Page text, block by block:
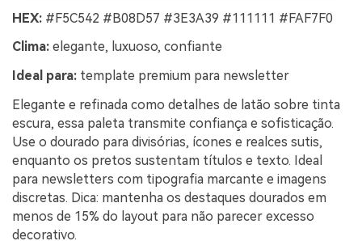
HEX: #F5C542 #B08D57 #3E3A39 #111111 #FAF7F0
Clima: elegante, luxuoso, confiante
Ideal para: template premium para newsletter
Elegante e refinada como detalhes de latão sobre tinta
escura, essa paleta transmite confiança e sofisticação.
Use o dourado para divisórias, ícones e realces sutis,
enquanto os pretos sustentam títulos e texto. Ideal
para newsletters com tipografia marcante e imagens
discretas. Dica: mantenha os destaques dourados em
menos de 15% do layout para não parecer excesso
decorativo.